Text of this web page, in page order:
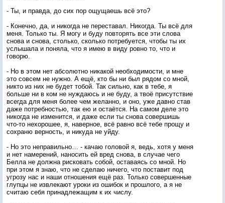
- Ты, и правда, до сих пор ощущаешь всё это?
- Конечно, да, и никогда не переставал. Никогда. Ты всё для
меня. Только ты. Я могу и буду повторять все эти слова
снова и снова, столько, сколько потребуется, чтобы ты их
услышала и поняла, что я имею в виду ровно то, что и
говорю.
- Но в этом нет абсолютно никакой необходимости, и мне
это совсем не нужно. А ещё, кто бы ни был рядом со мной,
никто из них не будет тобой. Так сильно, как в тебе, я
больше ни в ком не нуждаюсь и не буду, а твоё присутствие
всегда для меня более чем желанно, и оно, уже давно став
даже потребностью, так ею и остаётся. На самом деле это
никогда не изменится, и даже если ты снова совершишь
что-то нехорошее, я, наверное, всё равно всё тебе прощу и
сохраню верность, и никуда не уйду.
- Но это неправильно… - качаю головой я, ведь, хотя у меня
и нет намерений, наносить ей вред снова, в случае чего
Белла не должна рисковать собой, оставаясь со мной. Но
при этом я знаю, что не сделаю ничего, что поставит под
угрозу нас и наши отношения ещё раз. Только совершенные
глупцы не извлекают уроки из ошибок и прошлого, а я не
считаю себя принадлежащим к их числу.